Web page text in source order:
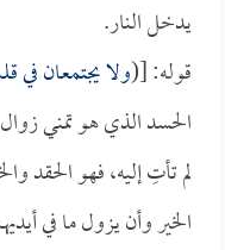
يدخل النار.
قوله: [(ولا يجتمعان في
الحسد الذي هو تمني
لم تأتِ إليه، فهو الحقد
الخير وأن يزول ما في